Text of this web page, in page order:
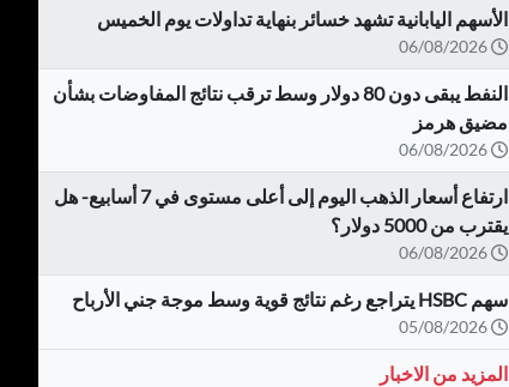
الأسهم اليابانية تشهد خسائر بنهاية تداولات يوم الخميس
النفط يبقى دون 80 دولار وسط ترقب نتائج المفاوضات بشأن
مضيق هرمز
ارتفاع أسعار الذهب اليوم إلى أعلى مستوى في 7 أسابيع- هل
يقترب من 5000 دولار؟
سهم HSBC يتراجع رغم نتائج قوية وسط موجة جني الأرباح
المزيد من الاخبار